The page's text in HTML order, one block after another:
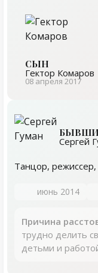
СЫН
Гектор Комаров
08 апреля 2017
Сергей
Танцор, режиссер,
июнь 2014
Причина
трудно делить
детьми и